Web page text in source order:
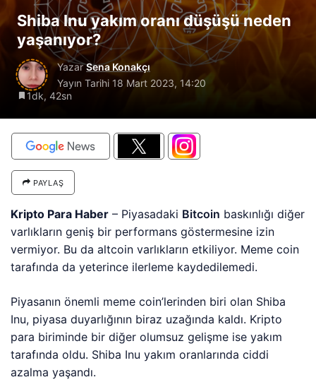
Shiba Inu yakım oranı düşüşü neden
yaşanıyor?
YazarSena Konakçı
Yayın Tarihi 18 Mart 2023, 14:20
1dk, 42sn
PAYLAŞ
Kripto Para Haber – Piyasadaki Bitcoin baskınlığı diğer
varlıkların geniş bir performans göstermesine izin
vermiyor. Bu da altcoin varlıkların etkiliyor. Meme coin
tarafında da yeterince ilerleme kaydedilemedi.
Piyasanın önemli meme coin’lerinden biri olan Shiba
Inu, piyasa duyarlığının biraz uzağında kaldı. Kripto
para biriminde bir diğer olumsuz gelişme ise yakım
tarafında oldu. Shiba Inu yakım oranlarında ciddi
azalma yaşandı.